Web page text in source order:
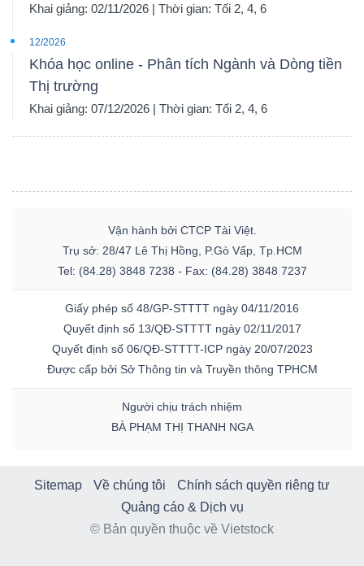
Khai giảng: 02/11/2026 | Thời gian: Tối 2, 4, 6
12/2026
Khóa học online - Phân tích Ngành và Dòng tiền
Thị trường
Khai giảng: 07/12/2026 | Thời gian: Tối 2, 4, 6
Vận hành bởi CTCP Tài Việt.
Trụ sở: 28/47 Lê Thị Hồng, P.Gò Vấp, Tp.HCM
Tel: (84.28) 3848 7238 - Fax: (84.28) 3848 7237
Giấy phép số 48/GP-STTTT ngày 04/11/2016
Quyết định số 13/QĐ-STTTT ngày 02/11/2017
Quyết định số 06/QĐ-STTTT-ICP ngày 20/07/2023
Được cấp bởi Sở Thông tin và Truyền thông TPHCM
Người chịu trách nhiệm
BÀ PHẠM THỊ THANH NGA
Sitemap Về chúng tôi
Chính sách quyền riêng tư
Quảng cáo & Dịch vụ
© Bản quyền thuộc về Vietstock